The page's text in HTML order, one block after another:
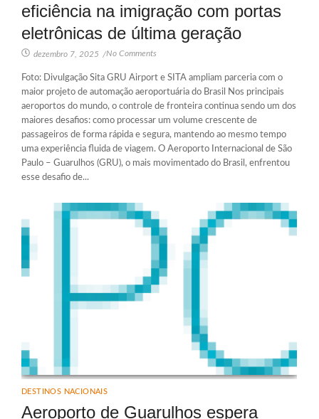
eficiência na imigração com portas
eletrônicas de última geração
dezembro 7, 2025 /No Comments
Foto: Divulgação Sita GRU Airport e SITA ampliam parceria com o
maior projeto de automação aeroportuária do Brasil Nos principais
aeroportos do mundo, o controle de fronteira continua sendo um dos
maiores desafios: como processar um volume crescente de
passageiros de forma rápida e segura, mantendo ao mesmo tempo
uma experiência fluida de viagem. O Aeroporto Internacional de São
Paulo – Guarulhos (GRU), o mais movimentado do Brasil, enfrentou
esse desafio de...
DESTINOS NACIONAIS
Aeroporto de Guarulhos espera